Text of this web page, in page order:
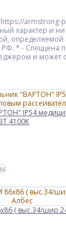
armstrong-
характер и ни
* - Спеццена
и может
IP54
4100К
( выс.34/